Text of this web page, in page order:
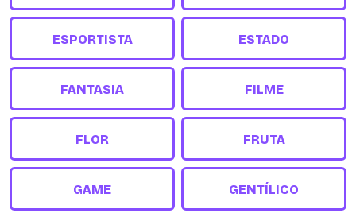
ESPORTISTA ESTADO
FANTASIA FILME
FLOR FRUTA
GAME GENTÍLICO